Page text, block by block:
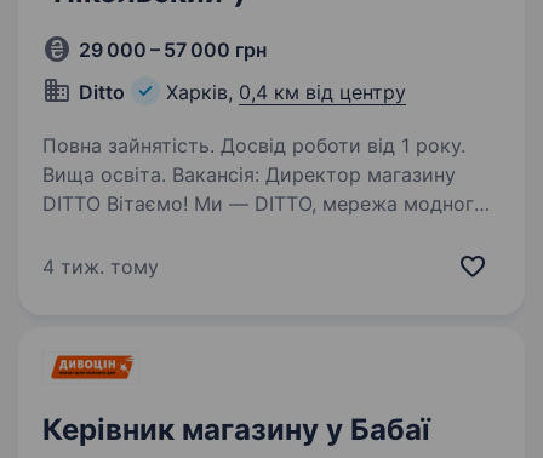
29 000 – 57 000 грн
Ditto
Харків, 0,4 км від центру
Повна зайнятість. Досвід роботи від 1 року.
Вища освіта. Вакансія: Директор магазину
DITTO Вітаємо! Ми — DITTO, мережа модного
торгових центрах Києва та Харкова.
4 тиж. тому
Керівник магазину у Бабаї